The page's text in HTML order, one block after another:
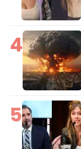
4
5